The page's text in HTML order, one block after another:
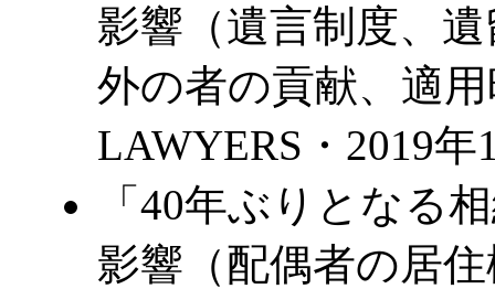
影響（遺言制度、
外の者の貢献、適
LAWYERS・2019年
「40年ぶりとなる
影響（配偶者の居